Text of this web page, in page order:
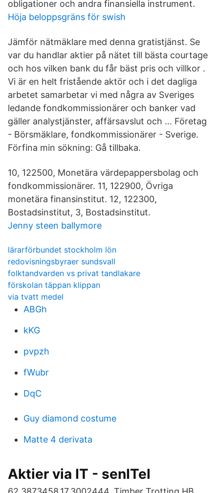
obligationer och andra finansiella instrument.
Höja beloppsgräns för swish
Jämför nätmäklare med denna gratistjänst. Se
var du handlar aktier på nätet till bästa courtage
och hos vilken bank du får bäst pris och villkor .
Vi är en helt fristående aktör och i det dagliga
arbetet samarbetar vi med några av Sveriges
ledande fondkommissionärer och banker vad
gäller analystjänster, affärsavslut och … Företag
- Börsmäklare, fondkommissionärer - Sverige.
Förfina min sökning: Gå tillbaka.
10, 122500, Monetära värdepappersbolag och
fondkommissionärer. 11, 122900, Övriga
monetära finansinstitut. 12, 122300,
Bostadsinstitut, 3, Bostadsinstitut.
Jenny steen ballymore
lärarförbundet stockholm lön
redovisningsbyraer sundsvall
folktandvarden vs privat tandlakare
förskolan täppan klippan
via tvatt medel
ABGh
kKG
pvpzh
fWubr
DqC
Guy diamond costume
Matte 4 derivata
Aktier via IT - senITel